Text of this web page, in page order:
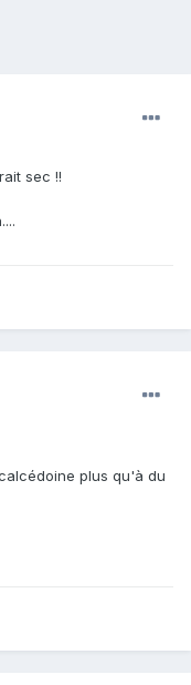
sec !!
plus qu'à du